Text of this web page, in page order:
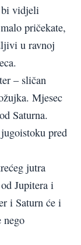
bi vidjeli
pričekate,
u ravnoj
– sličan
Mjesec
Saturna.
pred
jutra
Jupitera i
i Saturn će i